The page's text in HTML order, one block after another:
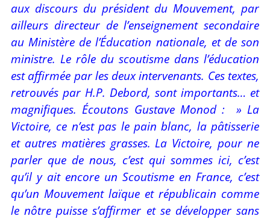
aux discours du président du Mouvement, par
ailleurs directeur de l’enseignement secondaire
au Ministère de l’Éducation nationale, et de son
ministre. Le rôle du scoutisme dans l’éducation
est affirmée par les deux intervenants. Ces textes,
retrouvés par H.P. Debord, sont importants… et
magnifiques. Écoutons Gustave Monod : » La
Victoire, ce n’est pas le pain blanc, la pâtisserie
et autres matières grasses. La Victoire, pour ne
parler que de nous, c’est qui sommes ici, c’est
qu’il y ait encore un Scoutisme en France, c’est
qu’un Mouvement laïque et républicain comme
le nôtre puisse s’affirmer et se développer sans